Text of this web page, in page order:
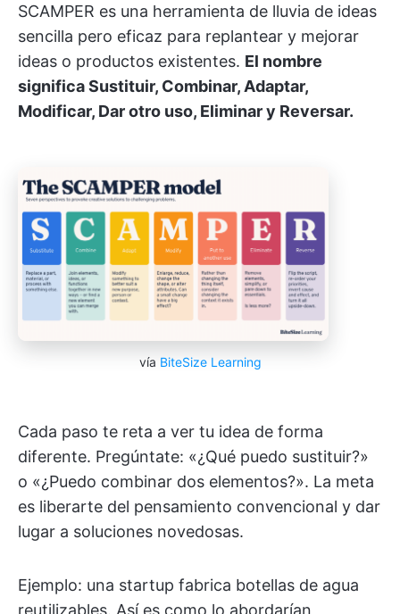
SCAMPER es una herramienta de lluvia de ideas
sencilla pero eficaz para replantear y mejorar
ideas o productos existentes. El nombre
significa Sustituir, Combinar, Adaptar,
Modificar, Dar otro uso, Eliminar y Reversar.
vía BiteSize Learning
Cada paso te reta a ver tu idea de forma
diferente. Pregúntate: «¿Qué puedo sustituir?»
o «¿Puedo combinar dos elementos?». La meta
es liberarte del pensamiento convencional y dar
lugar a soluciones novedosas.
Ejemplo: una startup fabrica botellas de agua